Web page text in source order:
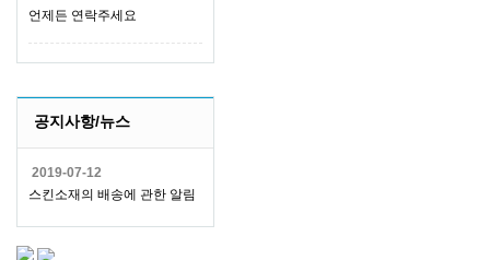
언제든 연락주세요
공지사항/뉴스
2019-07-12
스킨소재의 배송에 관한 알림